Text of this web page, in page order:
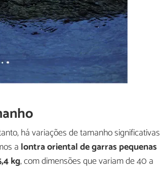
há variações de tamanho significativas
a lontra oriental de garras pequenas
kg, com dimensões que variam de 40 a